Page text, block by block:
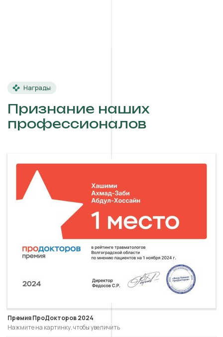
Награды
Признание наших
профессионалов
Премия ПроДокторов 2024
Нажмите на картинку, чтобы увеличить